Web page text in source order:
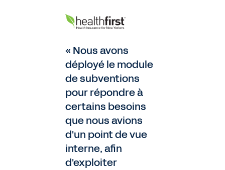
« Nous avons
déployé le module
de subventions
pour répondre à
certains besoins
que nous avions
d'un point de vue
interne, afin
d'exploiter